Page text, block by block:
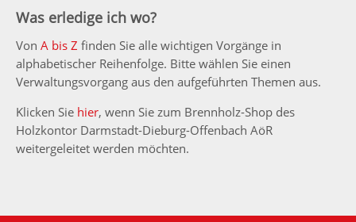
Was erledige ich wo?
Von A bis Z finden Sie alle wichtigen Vorgänge in
alphabetischer Reihenfolge. Bitte wählen Sie einen
Verwaltungsvorgang aus den aufgeführten Themen aus.
Klicken Sie hier, wenn Sie zum Brennholz-Shop des
Holzkontor Darmstadt-Dieburg-Offenbach AöR
weitergeleitet werden möchten.